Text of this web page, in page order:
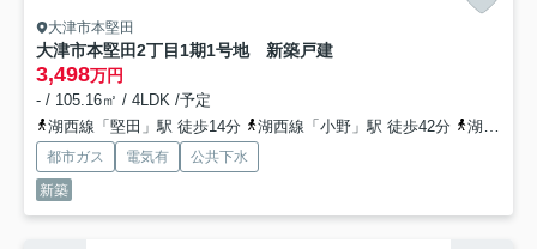
大津市本堅田
大津市本堅田2丁目1期1号地 新築戸建
3,498万円
- / 105.16㎡ / 4LDK /予定
湖西線「堅田」駅 徒歩14分
湖西線「小野」駅 徒歩42分 湖西線「おごと温泉」駅 徒歩49分
都市ガス 電気有
公共下水
新築